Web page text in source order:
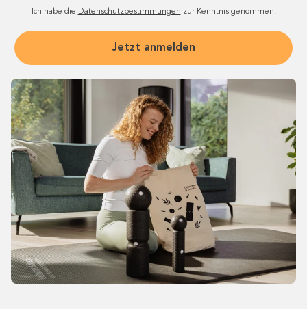
Ich habe die Datenschutzbestimmungen zur Kenntnis genommen.
Jetzt anmelden